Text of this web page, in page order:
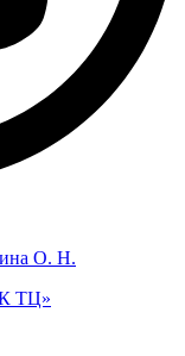
О. Н.
ТЦ»